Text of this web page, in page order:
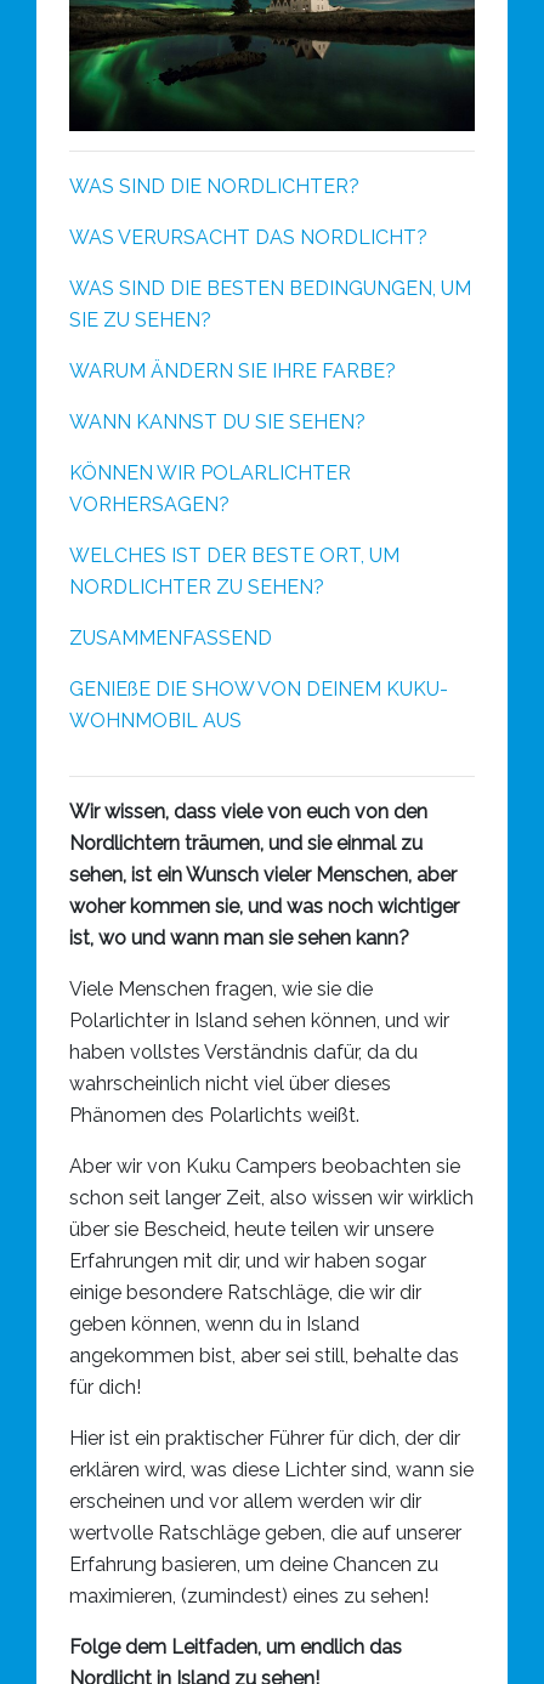
WAS SIND DIE NORDLICHTER?
WAS VERURSACHT DAS NORDLICHT?
WAS SIND DIE BESTEN BEDINGUNGEN, UM
SIE ZU SEHEN?
WARUM ÄNDERN SIE IHRE FARBE?
WANN KANNST DU SIE SEHEN?
KÖNNEN WIR POLARLICHTER
VORHERSAGEN?
WELCHES IST DER BESTE ORT, UM
NORDLICHTER ZU SEHEN?
ZUSAMMENFASSEND
GENIEßE DIE SHOW VON DEINEM KUKU-
WOHNMOBIL AUS
Wir wissen, dass viele von euch von den
Nordlichtern träumen, und sie einmal zu
sehen, ist ein Wunsch vieler Menschen, aber
woher kommen sie, und was noch wichtiger
ist, wo und wann man sie sehen kann?
Viele Menschen fragen, wie sie die
Polarlichter in Island sehen können, und wir
haben vollstes Verständnis dafür, da du
wahrscheinlich nicht viel über dieses
Phänomen des Polarlichts weißt.
Aber wir von Kuku Campers beobachten sie
schon seit langer Zeit, also wissen wir wirklich
über sie Bescheid, heute teilen wir unsere
Erfahrungen mit dir, und wir haben sogar
einige besondere Ratschläge, die wir dir
geben können, wenn du in Island
angekommen bist, aber sei still, behalte das
für dich!
Hier ist ein praktischer Führer für dich, der dir
erklären wird, was diese Lichter sind, wann sie
erscheinen und vor allem werden wir dir
wertvolle Ratschläge geben, die auf unserer
Erfahrung basieren, um deine Chancen zu
maximieren, (zumindest) eines zu sehen!
Folge dem Leitfaden, um endlich das
Nordlicht in Island zu sehen!